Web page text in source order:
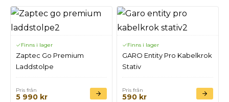
Finns i lager
Zaptec Go Premium
Laddstolpe
Pris från
5 990 kr
Finns i lager
GARO Entity Pro Kabelkrok
Stativ
Pris från
590 kr